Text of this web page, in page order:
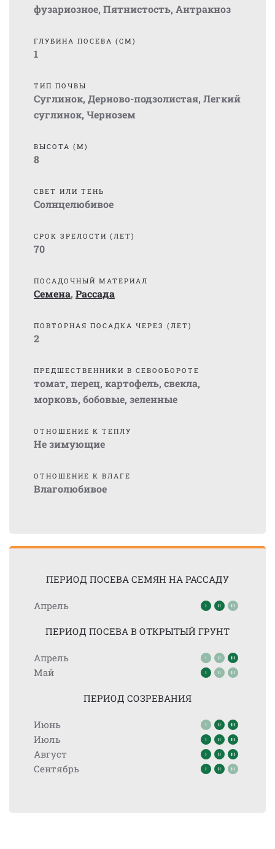
фузариозное, Пятнистость, Антракноз
ГЛУБИНА ПОСЕВА (СМ)
1
ТИП ПОЧВЫ
Суглинок, Дерново-подзолистая, Легкий
суглинок, Чернозем
ВЫСОТА (М)
8
СВЕТ ИЛИ ТЕНЬ
Солнцелюбивое
СРОК ЗРЕЛОСТИ (ЛЕТ)
70
ПОСАДОЧНЫЙ МАТЕРИАЛ
Семена, Рассада
ПОВТОРНАЯ ПОСАДКА ЧЕРЕЗ (ЛЕТ)
2
ПРЕДШЕСТВЕННИКИ В СЕВООБОРОТЕ
томат, перец, картофель, свекла,
морковь, бобовые, зеленные
ОТНОШЕНИЕ К ТЕПЛУ
Не зимующие
ОТНОШЕНИЕ К ВЛАГЕ
Влаголюбивое
ПЕРИОД ПОСЕВА СЕМЯН НА РАССАДУ
Апрель
ПЕРИОД ПОСЕВА В ОТКРЫТЫЙ ГРУНТ
Апрель
Май
ПЕРИОД СОЗРЕВАНИЯ
Июнь
Июль
Август
Сентябрь